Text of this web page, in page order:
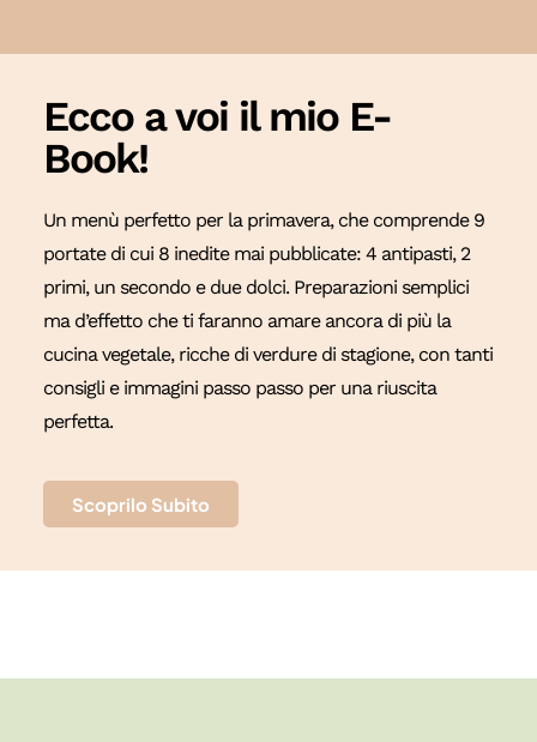
Ecco a voi il mio E-
Book!
Un menù perfetto per la primavera, che comprende 9
portate di cui 8 inedite mai pubblicate: 4 antipasti, 2
primi, un secondo e due dolci. Preparazioni semplici
ma d’effetto che ti faranno amare ancora di più la
cucina vegetale, ricche di verdure di stagione, con tanti
consigli e immagini passo passo per una riuscita
perfetta.
Scoprilo Subito